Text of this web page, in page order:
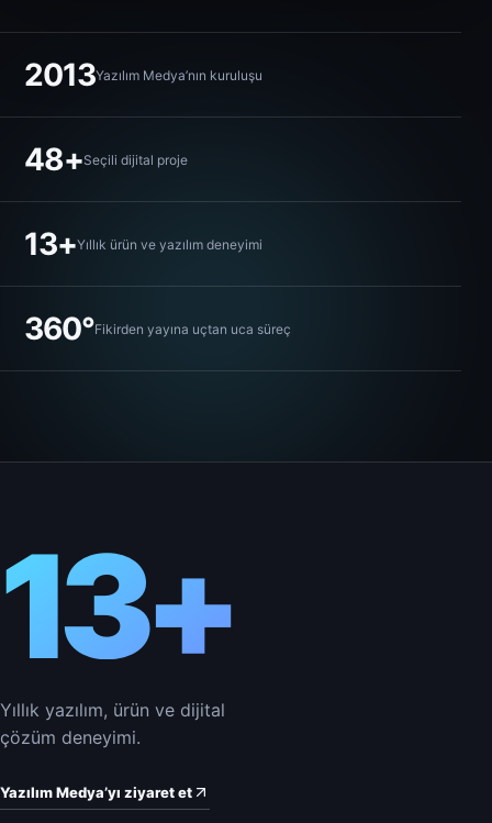
2013Yazılım Medya’nın kuruluşu
48+Seçili dijital proje
13+Yıllık ürün ve yazılım deneyimi
360°Fikirden yayına uçtan uca süreç
13+
Yıllık yazılım, ürün ve dijital
çözüm deneyimi.
Yazılım Medya’yı ziyaret et